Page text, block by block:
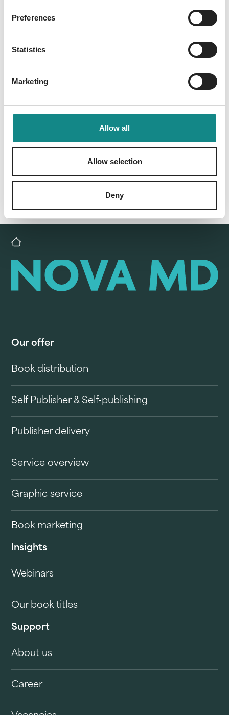
Preferences
Statistics
Marketing
Allow all
Allow selection
Deny
Back to overview
Our offer
Book distribution
Self Publisher & Self-publishing
Publisher delivery
Service overview
Graphic service
Book marketing
Insights
Webinars
Our book titles
Support
About us
Career